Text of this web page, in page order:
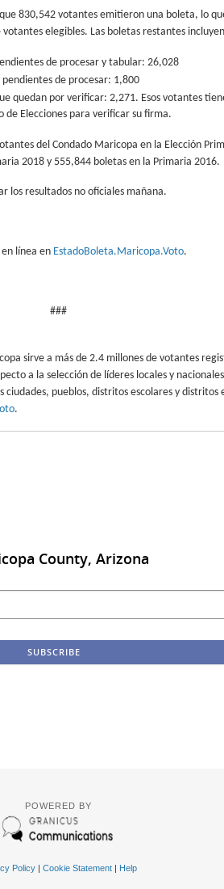
830,542 votantes emitieron una boleta, lo
elegibles. Las boletas restantes
de procesar y tabular: 26,028
de procesar: 1,800
quedan por verificar: 2,271. Esos votantes
Elecciones para verificar su firma.
del Condado Maricopa en la Elección
2018 y 555,844 boletas en la Primaria 2016.
los resultados no oficiales mañana.
línea en EstadoBoleta.Maricopa.Voto.
###
sirve a más de 2.4 millones de votantes
a la selección de líderes locales y
pueblos, distritos escolares y distritos
.
County, Arizona
POWERED BY
Policy| Cookie Statement| Help